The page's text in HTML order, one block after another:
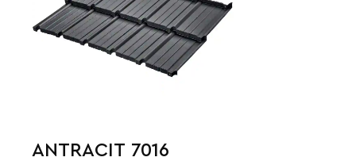
ANTRACIT 7016